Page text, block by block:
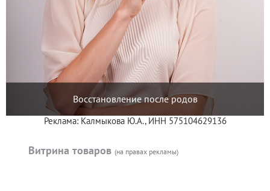
Восстановление после родов
Реклама: Калмыкова Ю.А., ИНН 575104629136
Витрина товаров (на правах рекламы)